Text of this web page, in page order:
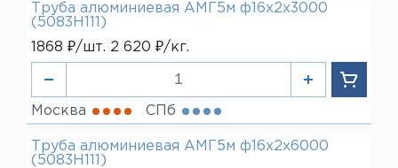
Труба алюминиевая АМГ5м ф16х2х3000
(5083H111)
1868 ₽/шт. 2 620 ₽/кг.
Москва СПб
Труба алюминиевая АМГ5м ф16х2х6000
(5083H111)